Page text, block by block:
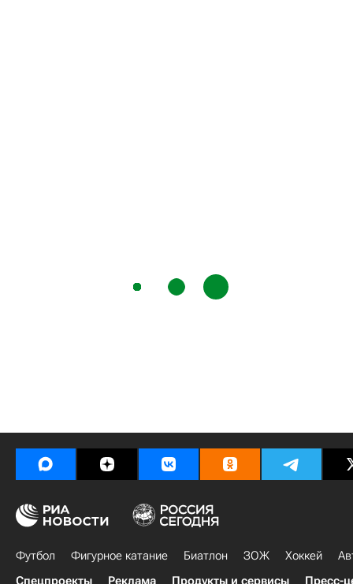
Футбол Фигурное катание Биатлон ЗОЖ Хоккей
Спецпроекты
Реклама Продукты и сервисы Пресс-